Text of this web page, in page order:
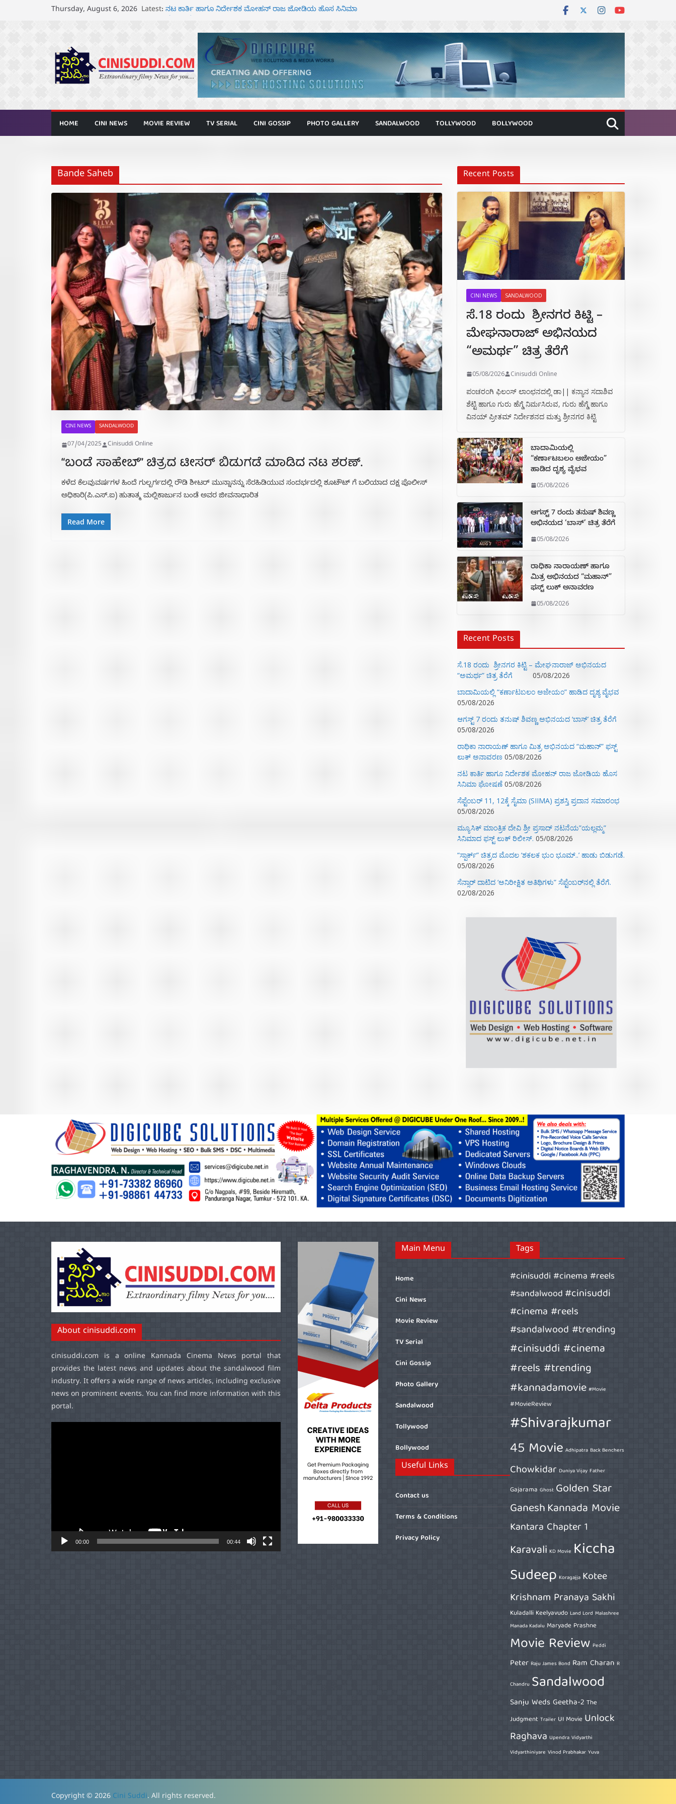
Thursday, August 6, 2026 Latest: ನಟ ಕಾರ್ತಿ ಹಾಗೂ ನಿರ್ದೇಶಕ ಮೋಹನ್ ರಾಜ ಜೋಡಿಯ ಹೊಸ ಸಿನಿಮಾ
ಬಾದಾಮಿಯಲ್ಲಿ “ಕರ್ಣಾಟಬಲಂ ಅಜೇಯಂ” ಹಾಡಿದ ದೃಶ್ಯ ವೈಭವ
ಆಗಸ್ಟ್ 7 ರಂದು ತನುಷ್ ಶಿವಣ್ಣ ಅಭಿನಯದ ‘ಬಾಸ್’ ಚಿತ್ರ ತೆರೆಗೆ
ರಾಧಿಕಾ ನಾರಾಯಣ್ ಹಾಗೂ ಮಿತ್ರ ಅಭಿನಯದ “ಮಹಾನ್” ಫಸ್ಟ್ ಲುಕ್
ಅನಾವರಣ
HOME CINI NEWS MOVIE REVIEW TV SERIAL CINI GOSSIP PHOTO GALLERY SANDALWOOD TOLLYWOOD BOLLYWOOD
Bande Saheb
CINI NEWS SANDALWOOD
07/04/2025 Cinisuddi Online
“ಬಂಡೆ ಸಾಹೇಬ್” ಚಿತ್ರದ ಟೀಸರ್ ಬಿಡುಗಡೆ ಮಾಡಿದ ನಟ ಶರಣ್.
ಕಳೆದ ಕೆಲವುವರ್ಷಗಳ ಹಿಂದೆ ಗುಲ್ಬರ್ಗದಲ್ಲಿ ರೌಡಿ ಶೀಟರ್ ಮುನ್ನಾನನ್ನು ಸೆರಹಿಡಿಯುವ ಸಂದರ್ಭದಲ್ಲಿ ಶೂಟೌಟ್ ಗೆ ಬಲಿಯಾದ ದಕ್ಷ ಪೊಲೀಸ್
ಅಧಿಕಾರಿ(ಪಿ.ಎಸ್.ಐ) ಹುತಾತ್ಮ ಮಲ್ಲಿಕಾರ್ಜುನ ಬಂಡೆ ಅವರ ಜೀವನಾಧಾರಿತ
Read More
Recent Posts
CINI NEWS SANDALWOOD
ಸೆ.18 ರಂದು ಶ್ರೀನಗರ ಕಿಟ್ಟಿ –
ಮೇಘನಾರಾಜ್ ಅಭಿನಯದ
“ಅಮರ್ಥ” ಚಿತ್ರ ತೆರೆಗೆ
05/08/2026 Cinisuddi Online
ಪಂಚರಂಗಿ ಫಿಲಂಸ್ ಲಾಂಛನದಲ್ಲಿ ಡಾ|| ಕನ್ಯಾನ ಸದಾಶಿವ
ಶೆಟ್ಟಿ ಹಾಗೂ ಗುರು ಹೆಗ್ಡೆ ನಿರ್ಮಸಿರುವ, ಗುರು ಹೆಗ್ಡೆ ಹಾಗೂ
ವಿನಯ್ ಪ್ರೀತಮ್ ನಿರ್ದೇಶನದ ಮತ್ತು ಶ್ರೀನಗರ ಕಿಟ್ಟಿ
ಬಾದಾಮಿಯಲ್ಲಿ
“ಕರ್ಣಾಟಬಲಂ ಅಜೇಯಂ”
ಹಾಡಿದ ದೃಶ್ಯ ವೈಭವ
05/08/2026
ಆಗಸ್ಟ್ 7 ರಂದು ತನುಷ್ ಶಿವಣ್ಣ
ಅಭಿನಯದ ‘ಬಾಸ್’ ಚಿತ್ರ ತೆರೆಗೆ
05/08/2026
ರಾಧಿಕಾ ನಾರಾಯಣ್ ಹಾಗೂ
ಮಿತ್ರ ಅಭಿನಯದ “ಮಹಾನ್”
ಫಸ್ಟ್ ಲುಕ್ ಅನಾವರಣ
05/08/2026
Recent Posts
ಸೆ.18 ರಂದು ಶ್ರೀನಗರ ಕಿಟ್ಟಿ – ಮೇಘನಾರಾಜ್ ಅಭಿನಯದ
“ಅಮರ್ಥ” ಚಿತ್ರ ತೆರೆಗೆ
05/08/2026
ಬಾದಾಮಿಯಲ್ಲಿ “ಕರ್ಣಾಟಬಲಂ ಅಜೇಯಂ” ಹಾಡಿದ ದೃಶ್ಯ ವೈಭವ
05/08/2026
ಆಗಸ್ಟ್ 7 ರಂದು ತನುಷ್ ಶಿವಣ್ಣ ಅಭಿನಯದ ‘ಬಾಸ್’ ಚಿತ್ರ ತೆರೆಗೆ
05/08/2026
ರಾಧಿಕಾ ನಾರಾಯಣ್ ಹಾಗೂ ಮಿತ್ರ ಅಭಿನಯದ “ಮಹಾನ್” ಫಸ್ಟ್
ಲುಕ್ ಅನಾವರಣ 05/08/2026
ನಟ ಕಾರ್ತಿ ಹಾಗೂ ನಿರ್ದೇಶಕ ಮೋಹನ್ ರಾಜ ಜೋಡಿಯ ಹೊಸ
ಸಿನಿಮಾ ಘೋಷಣೆ 05/08/2026
ಸೆಪ್ಟೆಂಬರ್ 11, 12ಕ್ಕೆ ಸೈಮಾ (SIIMA) ಪ್ರಶಸ್ತಿ ಪ್ರದಾನ ಸಮಾರಂಭ
05/08/2026
ಮ್ಯೂಸಿಕ್‌ ಮಾಂತ್ರಿಕ ದೇವಿ ಶ್ರೀ ಪ್ರಸಾದ್ ನಟನೆಯ”ಯಲ್ಲಮ್ಮ”
ಸಿನಿಮಾದ ಫಸ್ಟ್‌ ಲುಕ್‌ ರಿಲೀಸ್. 05/08/2026
“ಸ್ಪಾರ್ಕ್” ಚಿತ್ರದ ಮೊದಲ‌ ‘ಶಕಲಕ ಭುಂ‌ ಭೂಮ್..’ ಹಾಡು ಬಿಡುಗಡೆ.
05/08/2026
ಸೆನ್ಸಾರ್ ದಾಟಿದ ‘ಅನಿರೀಕ್ಷಿತ ಅತಿಥಿಗಳು” ಸೆಪ್ಟೆಂಬರ್‌ನಲ್ಲಿ ತೆರೆಗೆ.
02/08/2026
About cinisuddi.com
cinisuddi.com is a online Kannada Cinema News portal that
provides the latest news and updates about the sandalwood film
industry. It offers a wide range of news articles, including exclusive
news on prominent events. You can find more information with this
portal.
00:00 00:44
Main Menu
Home
Cini News
Movie Review
TV Serial
Cini Gossip
Photo Gallery
Sandalwood
Tollywood
Bollywood
Useful Links
Contact us
Terms & Conditions
Privacy Policy
Tags
#cinisuddi #cinema #reels
#sandalwood#cinisuddi
#cinema #reels
#sandalwood #trending
#cinisuddi #cinema
#reels #trending
#kannadamovie #Movie
#MovieReview
#Shivarajkumar
45 Movie Adhipatra Back Benchers
Chowkidar Duniya Vijay Father
Gajarama Ghost Golden Star
GaneshKannada Movie
Kantara Chapter 1
Karavali KD Movie Kiccha
Sudeep Koragajja Kotee
Krishnam Pranaya Sakhi
Kuladalli Keelyavudo Land Lord Malashree
Manada Kadalu Maryade Prashne
Movie Review Peddi
Peter Raju James Bond Ram Charan R
Chandru Sandalwood
Sanju Weds Geetha-2 The
Judgment Trailer UI Movie Unlock
Raghava Upendra Vidyarthi
Vidyarthiniyare Vinod Prabhakar Yuva
Copyright © 2026 Cini Suddi. All rights reserved.